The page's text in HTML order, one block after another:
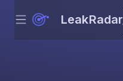
Menu LeakRadar